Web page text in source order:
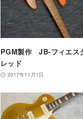
PGM製作 JB-フィエス
レッド
2017年11月1日